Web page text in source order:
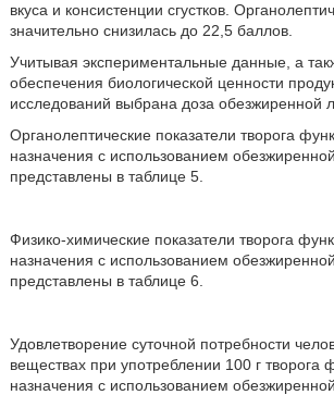
вкуса и консистенции сгустков.
значительно снизилась до 22,5 баллов.
Учитывая экспериментальные данные, а
обеспечения биологической ценности
исследований выбрана доза обезжиренной
Органолептические показатели творога
назначения с использованием
представлены в таблице 5.
Физико-химические показатели творога
назначения с использованием
представлены в таблице 6.
Удовлетворение суточной потребности
веществах при употреблении 100 г творога
назначения с использованием